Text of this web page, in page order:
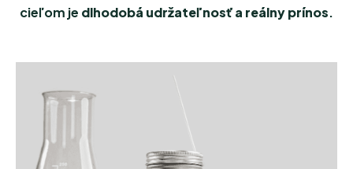
cieľom je dlhodobá udržateľnosť a reálny prínos.